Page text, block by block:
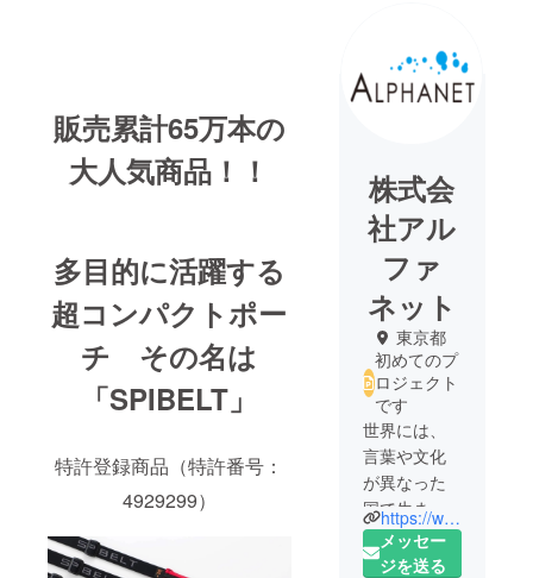
販売累計65万本の
大人気商品！！
多目的に活躍する
超コンパクトポー
チ その名は
「SPIBELT」
特許登録商品（特許番号：
4929299）
株式会
社アル
ファ
ネット
東京都
初めてのプ
ロジェクト
です
世界には、
言葉や文化
が異なった
国で生まれ
た、たくさ
んの魅力的
https://www.alphanet-inc.jp/
メッセー
ジを送る